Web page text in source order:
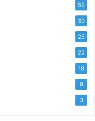
55
30
25
22
18
9
3